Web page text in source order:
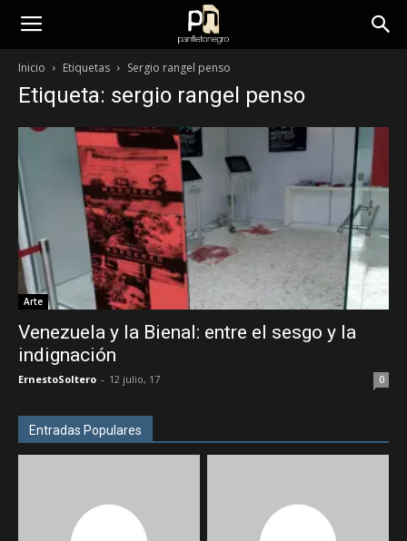
panfletonegro
Inicio Etiquetas Sergio rangel penso
Etiqueta: sergio rangel penso
Arte
Venezuela y la Bienal: entre el sesgo y la
indignación
ErnestoSoltero - 12 julio, 17 0
Entradas Populares